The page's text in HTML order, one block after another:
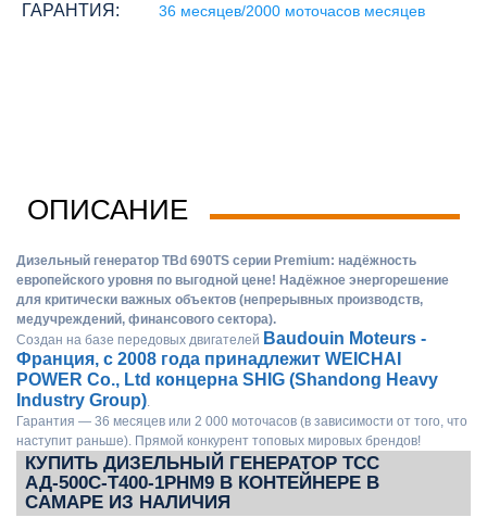
ГАРАНТИЯ: 36 месяцев/2000 моточасов месяцев
ОПИСАНИЕ
Дизельный генератор TBd 690TS серии Premium: надёжность
европейского уровня по выгодной цене! Надёжное энергорешение
для критически важных объектов (непрерывных производств,
медучреждений, финансового сектора).
Создан на базе передовых двигателей Baudouin Moteurs -
Франция, с 2008 года принадлежит WEICHAI
POWER Co., Ltd концерна SHIG (Shandong Heavy
Industry Group).
Гарантия — 36 месяцев или 2 000 моточасов (в зависимости от того, что
наступит раньше). Прямой конкурент топовых мировых брендов!
КУПИТЬ ДИЗЕЛЬНЫЙ ГЕНЕРАТОР ТСС
АД-500С-Т400-1РНМ9 В КОНТЕЙНЕРЕ В
САМАРЕ ИЗ НАЛИЧИЯ